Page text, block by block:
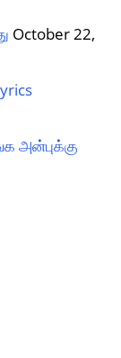
October 22,
அன்புக்கு